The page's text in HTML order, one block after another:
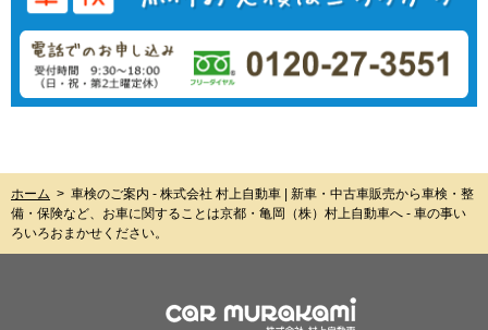
ホーム > 車検のご案内 - 株式会社 村上自動車 | 新車・中古車販売から車検・整
備・保険など、お車に関することは京都・亀岡（株）村上自動車へ - 車の事い
ろいろおまかせください。